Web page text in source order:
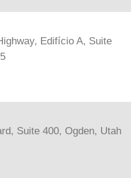
Edifício A, Suite
Suite 400, Ogden, Utah